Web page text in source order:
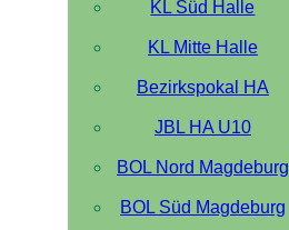
KL Süd Halle
KL Mitte Halle
Bezirkspokal HA
JBL HA U10
BOL Nord Magdeburg
BOL Süd Magdeburg